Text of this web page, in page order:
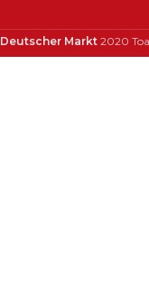
Deutscher Markt 2020